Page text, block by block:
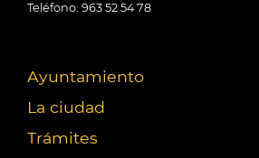
Teléfono: 963 52 54 78
Ayuntamiento
La ciudad
Trámites